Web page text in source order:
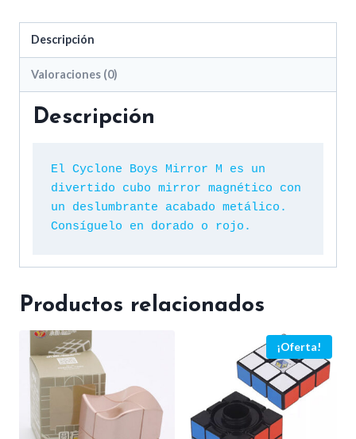
Descripción
Valoraciones (0)
Descripción
El Cyclone Boys Mirror M es un
divertido cubo mirror magnético con
un deslumbrante acabado metálico.
Consíguelo en dorado o rojo.
Productos relacionados
¡Oferta!